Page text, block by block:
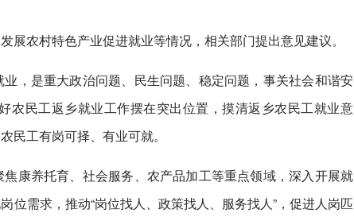
农村特色产业促进就业等情况，相关部门提出意见建议。
，是重大政治问题、民生问题、稳定问题，事关社会和谐安
农民工返乡就业工作摆在突出位置，摸清返乡农民工就业意
民工有岗可择、有业可就。
康养托育、社会服务、农产品加工等重点领域，深入开展就
需求，推动“岗位找人、政策找人、服务找人”，促进人岗匹